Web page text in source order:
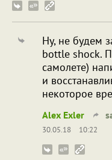
Ну, не будем
bottle shock.
самолете)
и
некоторое
Alex Exler
30.05.18
10:22